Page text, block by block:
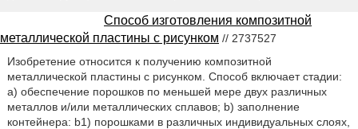
Способ изготовления композитной
металлической пластины с рисунком // 2737527
Изобретение относится к получению композитной
металлической пластины с рисунком. Способ включает стадии:
а) обеспечение порошков по меньшей мере двух различных
металлов и/или металлических сплавов; b) заполнение
контейнера: b1) порошками в различных индивидуальных слоях,